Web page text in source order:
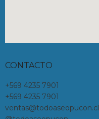
CONTACTO
+569 4235 7901
+569 4235 7901
ventas@todoaseopucon.cl